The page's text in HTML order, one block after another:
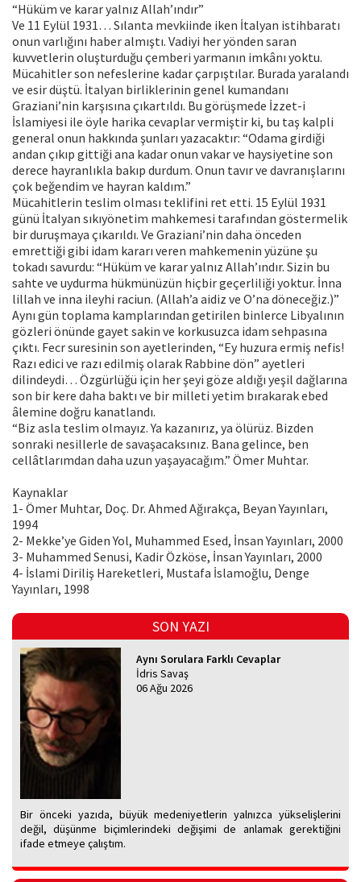
“Hüküm ve karar yalnız Allah’ındır”
Ve 11 Eylül 1931… Sılanta mevkiinde iken İtalyan istihbaratı
onun varlığını haber almıştı. Vadiyi her yönden saran
kuvvetlerin oluşturduğu çemberi yarmanın imkânı yoktu.
Mücahitler son nefeslerine kadar çarpıştılar. Burada yaralandı
ve esir düştü. İtalyan birliklerinin genel kumandanı
Graziani’nin karşısına çıkartıldı. Bu görüşmede İzzet-i
İslamiyesi ile öyle harika cevaplar vermiştir ki, bu taş kalpli
general onun hakkında şunları yazacaktır: “Odama girdiği
andan çıkıp gittiği ana kadar onun vakar ve haysiyetine son
derece hayranlıkla bakıp durdum. Onun tavır ve davranışlarını
çok beğendim ve hayran kaldım.”
Mücahitlerin teslim olması teklifini ret etti. 15 Eylül 1931
günü İtalyan sıkıyönetim mahkemesi tarafından göstermelik
bir duruşmaya çıkarıldı. Ve Graziani’nin daha önceden
emrettiği gibi idam kararı veren mahkemenin yüzüne şu
tokadı savurdu: “Hüküm ve karar yalnız Allah’ındır. Sizin bu
sahte ve uydurma hükmünüzün hiçbir geçerliliği yoktur. İnna
lillah ve inna ileyhi raciun. (Allah’a aidiz ve O’na döneceğiz.)”
Aynı gün toplama kamplarından getirilen binlerce Libyalının
gözleri önünde gayet sakin ve korkusuzca idam sehpasına
çıktı. Fecr suresinin son ayetlerinden, “Ey huzura ermiş nefis!
Razı edici ve razı edilmiş olarak Rabbine dön” ayetleri
dilindeydi… Özgürlüğü için her şeyi göze aldığı yeşil dağlarına
son bir kere daha baktı ve bir milleti yetim bırakarak ebed
âlemine doğru kanatlandı.
“Biz asla teslim olmayız. Ya kazanırız, ya ölürüz. Bizden
sonraki nesillerle de savaşacaksınız. Bana gelince, ben
cellâtlarımdan daha uzun yaşayacağım.” Ömer Muhtar.
Kaynaklar
1- Ömer Muhtar, Doç. Dr. Ahmed Ağırakça, Beyan Yayınları,
1994
2- Mekke’ye Giden Yol, Muhammed Esed, İnsan Yayınları, 2000
3- Muhammed Senusi, Kadir Özköse, İnsan Yayınları, 2000
4- İslami Diriliş Hareketleri, Mustafa İslamoğlu, Denge
Yayınları, 1998
SON YAZI
Aynı Sorulara Farklı Cevaplar
İdris Savaş
06 Ağu 2026
Bir önceki yazıda, büyük medeniyetlerin yalnızca yükselişlerini
değil, düşünme biçimlerindeki değişimi de anlamak gerektiğini
ifade etmeye çalıştım.